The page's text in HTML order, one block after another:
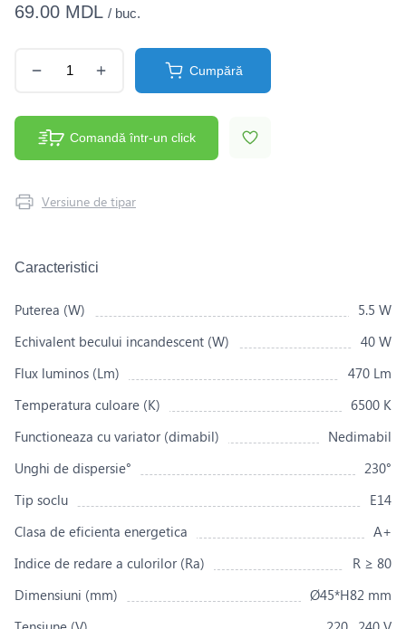
69.00 MDL / buc.
Cumpără
Comandă într-un click
Versiune de tipar
Caracteristici
Puterea (W)
5.5 W
Echivalent becului incandescent (W)
40 W
Flux luminos (Lm)
470 Lm
Temperatura culoare (K)
6500 K
Functioneaza cu variator (dimabil)
Nedimabil
Unghi de dispersie°
230°
Tip soclu
E14
Clasa de eficienta energetica
A+
Indice de redare a culorilor (Ra)
R ≥ 80
Dimensiuni (mm)
Ø45*H82 mm